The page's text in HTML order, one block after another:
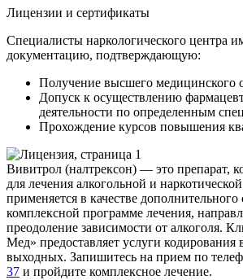
Лицензии и сертификаты
Специалисты наркологического центра
документацию, подтверждающую:
Получение высшего медицинского
Допуск к осуществлению
деятельности по определенным
Прохождение курсов повышения
Вивитрол (налтрексон) — это препарат,
для лечения алкогольной и
применяется в качестве дополнительного
комплексной программе лечения,
преодоление зависимости от алкоголя.
Мед» предоставляет услуги кодирования
выходных. Запишитесь на прием по
37 и пройдите комплексное лечение.